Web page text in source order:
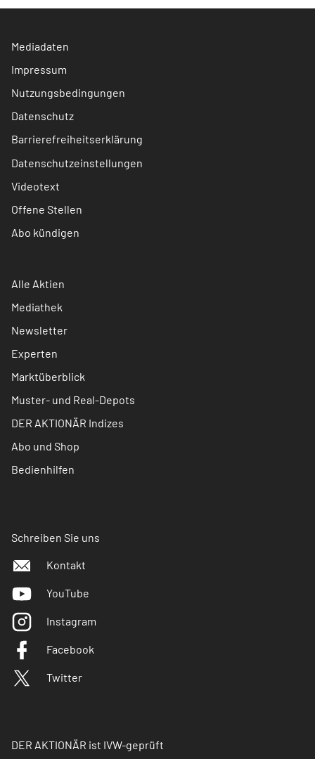
Mediadaten
Impressum
Nutzungsbedingungen
Datenschutz
Barrierefreiheitserklärung
Datenschutzeinstellungen
Videotext
Offene Stellen
Abo kündigen
Alle Aktien
Mediathek
Newsletter
Experten
Marktüberblick
Muster- und Real-Depots
DER AKTIONÄR Indizes
Abo und Shop
Bedienhilfen
Schreiben Sie uns
Kontakt
YouTube
Instagram
Facebook
Twitter
DER AKTIONÄR ist IVW-geprüft